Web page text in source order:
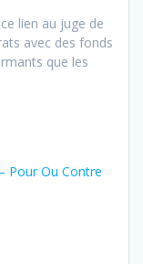
lien au juge de
avec des fonds
que les
Pour Ou Contre